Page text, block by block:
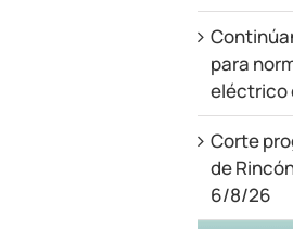
para
eléctrico
Corte
de
6/8/26